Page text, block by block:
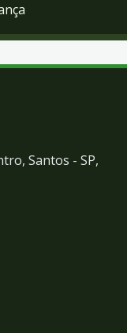
Santos - SP,